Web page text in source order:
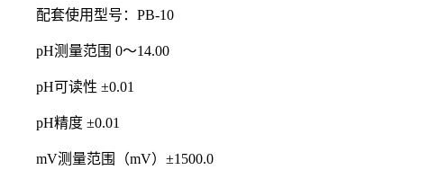
配套使用型号：PB-10
pH测量范围 0～14.00
pH可读性 ±0.01
pH精度 ±0.01
mV测量范围（mV）±1500.0